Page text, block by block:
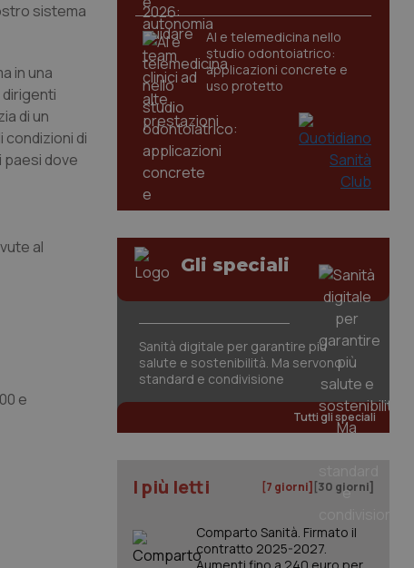
sistema
in una
di un
di
paesi dove
al
e
AI e telemedicina nello
studio odontoiatrico:
applicazioni concrete e
uso protetto
Gli speciali
Sanità digitale per garantire più
salute e sostenibilità. Ma servono
standard e condivisione
Tutti gli speciali
I più letti [7 giorni] [30 giorni]
Comparto Sanità. Firmato il
contratto 2025-2027.